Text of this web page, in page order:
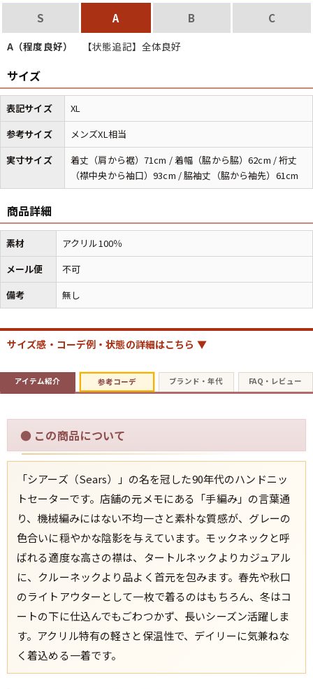
S A B C
A（程度良好） 【状態追記】全体良好
サイズ
表記サイズ
XL
参考サイズ
メンズXL相当
実寸サイズ
着丈（肩から裾）71cm / 着幅（脇から脇）62cm / 裄丈
（襟中央から袖口）93cm / 脇袖丈（脇から袖先）61cm
商品詳細
素材
アクリル100％
メール便
不可
備考
無し
サイズ感・コーデ例・状態の詳細はこちら ▼
アイテム紹介 参考コーデ ブランド・年代 FAQ・レビュー
● この商品について
「シアーズ（Sears）」の名を冠した90年代のハンドニッ
トセーターです。店舗の元メモにある「手編み」の言葉通
り、機械編みにはない不均一さと素朴な質感が、グレーの
色合いに穏やかな陰影を与えています。モックネックと呼
ばれる適度な高さの襟は、タートルネックよりカジュアル
に、クルーネックより品よく首元を包みます。春先や秋口
のライトアウターとして一枚で着るのはもちろん、冬はコ
ートの下に仕込んでもごわつかず、長いシーズン活躍しま
す。アクリル特有の軽さと保温性で、デイリーに気兼ねな
く着込める一着です。